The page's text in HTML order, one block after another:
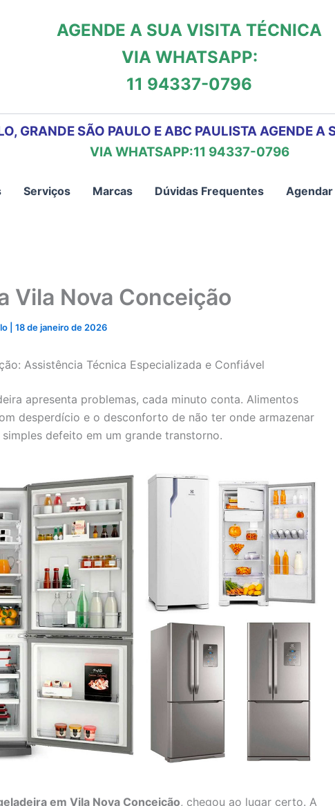
AGENDE A SUA VISITA TÉCNICA
VIA WHATSAPP:
11 94337-0796
GRANDE SÃO PAULO E ABC PAULISTA AGENDE A
VIA WHATSAPP:11 94337-0796
Serviços Marcas Dúvidas Frequentes
Vila Nova Conceição
18 de janeiro de 2026
Assistência Técnica Especializada e Confiável
apresenta problemas, cada minuto conta. Alimentos
desperdício e o desconforto de não ter onde armazenar
defeito em um grande transtorno.
em Vila Nova Conceição, chegou ao lugar certo. A